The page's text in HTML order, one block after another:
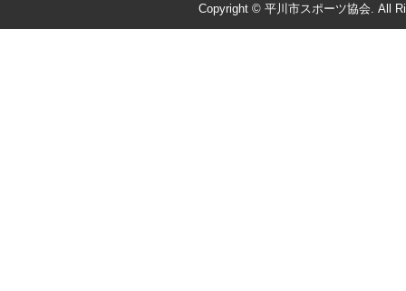
Copyright © 平川市スポーツ協会. All